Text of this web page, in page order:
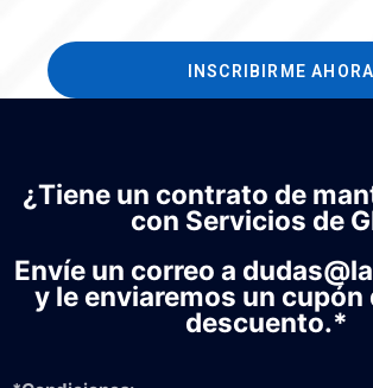
INSCRIBIRME AHORA
¿Tiene un contrato de
con Servicios de
Envíe un correo a
y le enviaremos un cupón
descuento.*